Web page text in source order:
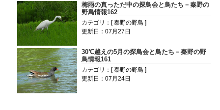
梅雨の真っただ中の探鳥会と鳥たち－秦野の
野鳥情報162
カテゴリ：[ 秦野の野鳥 ]
更新日：07月27日
30℃越えの5月の探鳥会と鳥たち－秦野の野
鳥情報161
カテゴリ：[ 秦野の野鳥 ]
更新日：07月24日